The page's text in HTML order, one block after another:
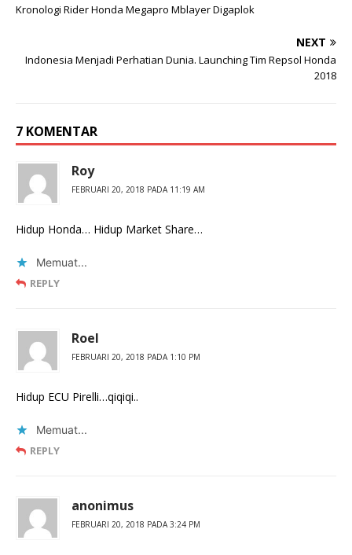
Kronologi Rider Honda Megapro Mblayer Digaplok
NEXT
Indonesia Menjadi Perhatian Dunia. Launching Tim Repsol Honda
2018
7 KOMENTAR
Roy
FEBRUARI 20, 2018 PADA 11:19 AM
Hidup Honda… Hidup Market Share…
Memuat...
REPLY
Roel
FEBRUARI 20, 2018 PADA 1:10 PM
Hidup ECU Pirelli…qiqiqi..
Memuat...
REPLY
anonimus
FEBRUARI 20, 2018 PADA 3:24 PM